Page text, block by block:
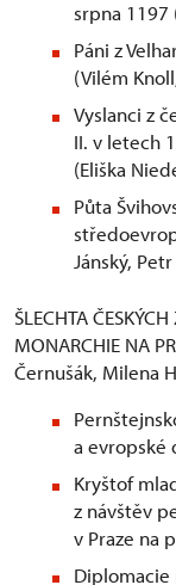
srpna 1197
Páni z
(Vilém
Vyslanci z
II. v letech
(Eliška
Půta
Jánský,
ŠLECHTA
MONARCHIE NA
Černušák, Milena
a evropské
Kryštof
z návštěv
v Praze na
Diplomacie